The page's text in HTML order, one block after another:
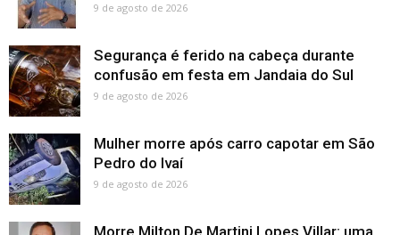
9 de agosto de 2026
Segurança é ferido na cabeça durante
confusão em festa em Jandaia do Sul
9 de agosto de 2026
Mulher morre após carro capotar em São
Pedro do Ivaí
9 de agosto de 2026